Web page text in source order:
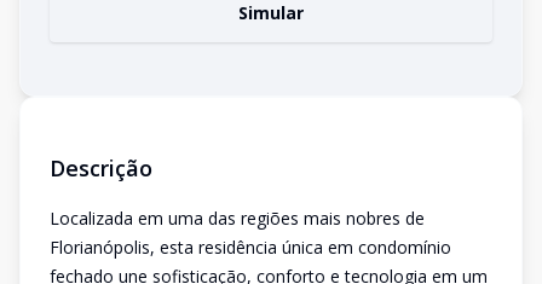
Simular
Descrição
Localizada em uma das regiões mais nobres de
Florianópolis, esta residência única em condomínio
fechado une sofisticação, conforto e tecnologia em um